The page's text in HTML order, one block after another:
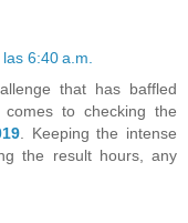
6:40 a.m.
that has baffled
comes to checking the
. Keeping the intense
the result hours, any